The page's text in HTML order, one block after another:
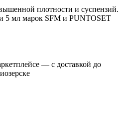
плотности и суспензий.
5 мл марок SFM и PUNTOSET
— с доставкой до